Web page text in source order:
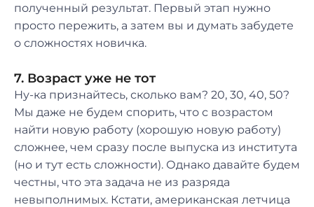
полученный результат. Первый этап нужно
просто пережить, а затем вы и думать забудете
о сложностях новичка.
7. Возраст уже не тот
Ну-ка признайтесь, сколько вам? 20, 30, 40, 50?
Мы даже не будем спорить, что с возрастом
найти новую работу (хорошую новую работу)
сложнее, чем сразу после выпуска из института
(но и тут есть сложности). Однако давайте будем
честны, что эта задача не из разряда
невыполнимых. Кстати, американская летчица